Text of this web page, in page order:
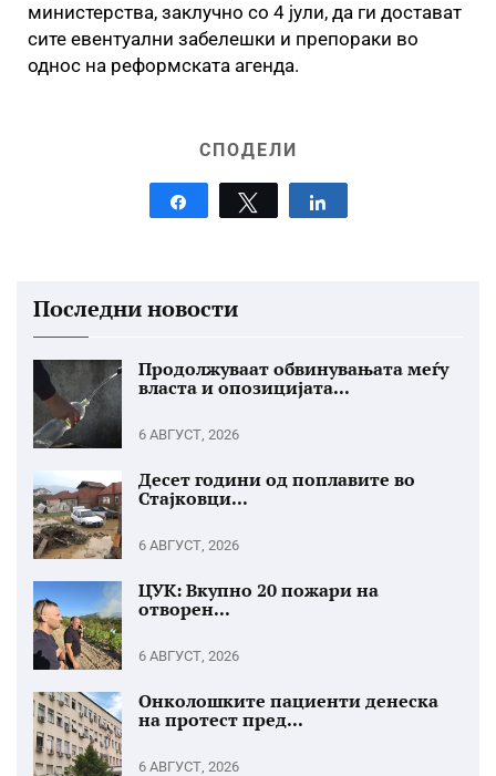
министерства, заклучно со 4 јули, да ги достават
сите евентуални забелешки и препораки во
однос на реформската агенда.
СПОДЕЛИ
Tweet
Последни новости
Продолжуваат обвинувањата меѓу
власта и опозицијата...
6 АВГУСТ, 2026
Десет години од поплавите во
Стајковци...
6 АВГУСТ, 2026
ЦУК: Вкупно 20 пожари на
отворен...
6 АВГУСТ, 2026
Онколошките пациенти денеска
на протест пред...
6 АВГУСТ, 2026